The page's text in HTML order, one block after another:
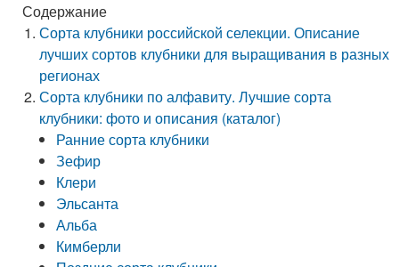
Содержание
Сорта клубники российской селекции. Описание
лучших сортов клубники для выращивания в разных
регионах
Сорта клубники по алфавиту. Лучшие сорта
клубники: фото и описания (каталог)
Ранние сорта клубники
Зефир
Клери
Эльсанта
Альба
Кимберли